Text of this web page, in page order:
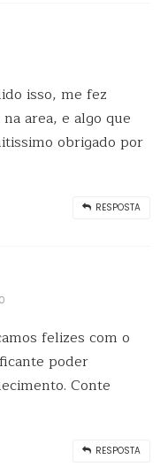
isso, me fez
area, e algo que
obrigado por
RESPOSTA
felizes com o
poder
Conte
RESPOSTA